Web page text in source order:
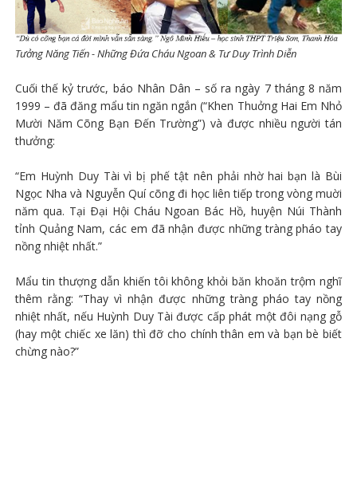
Tưởng Năng Tiến - Những Đứa Cháu Ngoan & Tư Duy Trình Diễn
Cuối thế kỷ trước, báo Nhân Dân – số ra ngày 7 tháng 8 năm
1999 – đã đăng mẩu tin ngăn ngắn (“Khen Thuởng Hai Em Nhỏ
Mười Năm Cõng Bạn Ðến Trường”) và được nhiều người tán
thưởng:
“Em Huỳnh Duy Tài vì bị phế tật nên phải nhờ hai bạn là Bùi
Ngọc Nha và Nguyễn Quí cõng đi học liên tiếp trong vòng muời
năm qua. Tại Ðại Hội Cháu Ngoan Bác Hồ, huyện Núi Thành
tỉnh Quảng Nam, các em đã nhận được những tràng pháo tay
nồng nhiệt nhất.”
Mẩu tin thượng dẫn khiến tôi không khỏi băn khoăn trộm nghĩ
thêm rằng: “Thay vì nhận được những tràng pháo tay nồng
nhiệt nhất, nếu Huỳnh Duy Tài được cấp phát một đôi nạng gỗ
(hay một chiếc xe lăn) thì đỡ cho chính thân em và bạn bè biết
chừng nào?”